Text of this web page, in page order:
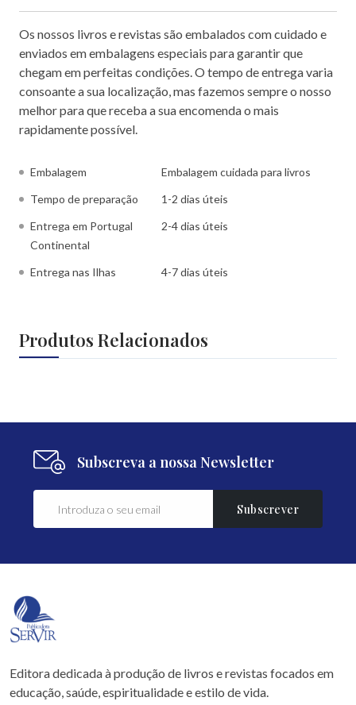
Os nossos livros e revistas são embalados com cuidado e
enviados em embalagens especiais para garantir que
chegam em perfeitas condições. O tempo de entrega varia
consoante a sua localização, mas fazemos sempre o nosso
melhor para que receba a sua encomenda o mais
rapidamente possível.
Embalagem
Embalagem cuidada para livros
Tempo de preparação
1-2 dias úteis
Entrega em Portugal
Continental
2-4 dias úteis
Entrega nas Ilhas 4-7 dias úteis
Produtos Relacionados
Subscreva a nossa Newsletter
Subscrever
Editora dedicada à produção de livros e revistas focados em
educação, saúde, espiritualidade e estilo de vida.